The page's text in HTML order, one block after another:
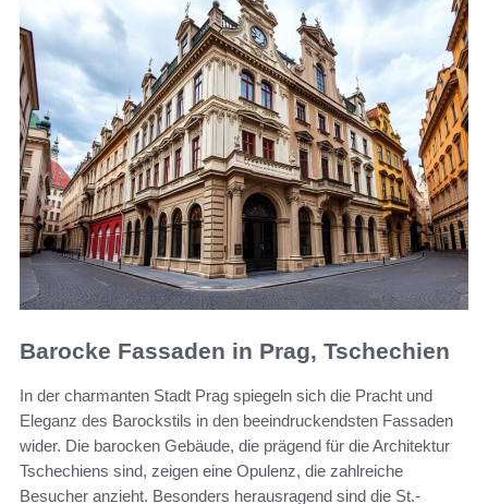
Barocke Fassaden in Prag, Tschechien
In der charmanten Stadt Prag spiegeln sich die Pracht und
Eleganz des Barockstils in den beeindruckendsten Fassaden
wider. Die barocken Gebäude, die prägend für die Architektur
Tschechiens sind, zeigen eine Opulenz, die zahlreiche
Besucher anzieht. Besonders herausragend sind die St.-